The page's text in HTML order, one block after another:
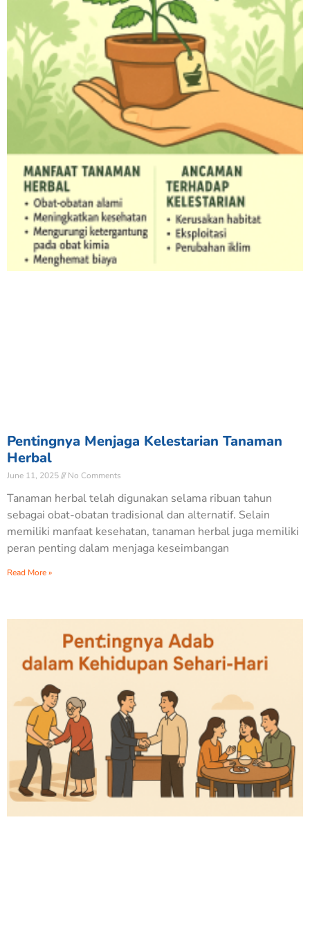
Pentingnya Menjaga Kelestarian Tanaman
Herbal
June 11, 2025 No Comments
Tanaman herbal telah digunakan selama ribuan tahun
sebagai obat-obatan tradisional dan alternatif. Selain
memiliki manfaat kesehatan, tanaman herbal juga memiliki
peran penting dalam menjaga keseimbangan
Read More »